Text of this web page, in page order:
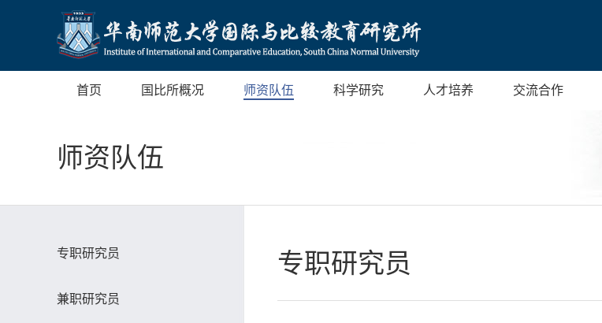
首页 国比所概况 师资队伍 科学研究 人才培养 交流合作
师资队伍
专职研究员
兼职研究员
专职研究员